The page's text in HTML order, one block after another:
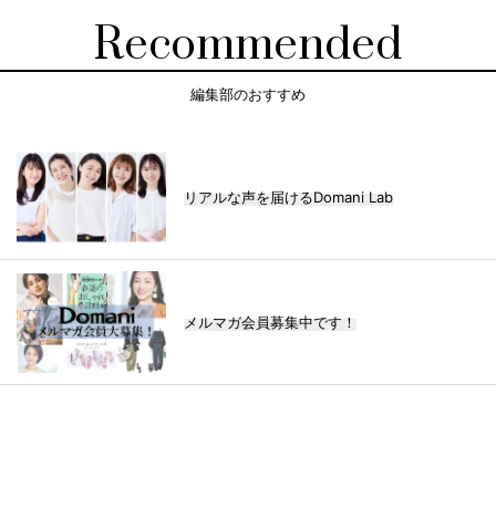
Recommended
編集部のおすすめ
リアルな声を届けるDomani Lab
メルマガ会員募集中です！